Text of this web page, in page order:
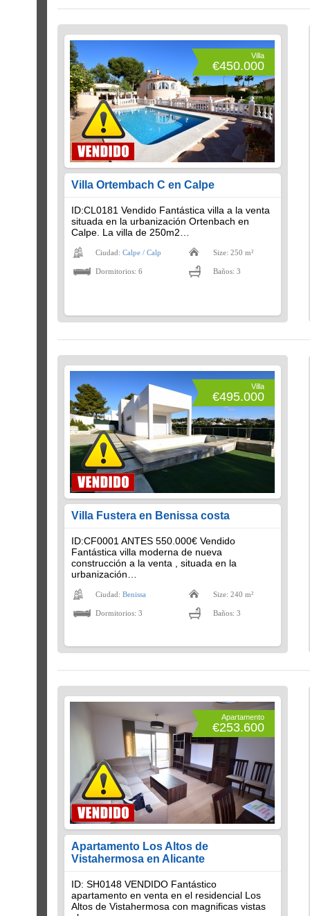
Villa
€450.000
Villa Ortembach C en Calpe
ID:CL0181 Vendido Fantástica villa a la venta
situada en la urbanización Ortenbach en
Calpe. La villa de 250m2…
Ciudad: Calpe / Calp Size: 250 m²
Dormitorios: 6 Baños: 3
Villa
€495.000
Villa Fustera en Benissa costa
ID:CF0001 ANTES 550.000€ Vendido
Fantástica villa moderna de nueva
construcción a la venta , situada en la
urbanización…
Ciudad: Benissa Size: 240 m²
Dormitorios: 3 Baños: 3
Apartamento
€253.600
Apartamento Los Altos de
Vistahermosa en Alicante
ID: SH0148 VENDIDO Fantástico
apartamento en venta en el residencial Los
Altos de Vistahermosa con magnificas vistas